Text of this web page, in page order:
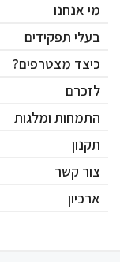
מי אנחנו
בעלי תפקידים
כיצד מצטרפים?
לזכרם
התמחות ומלגות
תקנון
צור קשר
ארכיון